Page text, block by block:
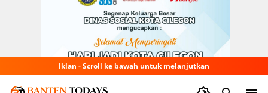
Iklan - Scroll ke bawah untuk melanjutkan